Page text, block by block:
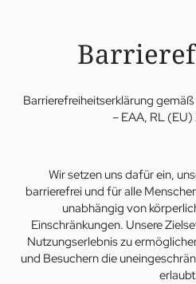
05 Angebote
06 Aktivitäten
07 Events
Barrierefreiheitserklärung
– EAA, RL
Wir setzen uns dafür ein,
barrierefrei und für alle
unabhängig von
Einschränkungen. Unsere
Nutzungserlebnis zu
und Besuchern die